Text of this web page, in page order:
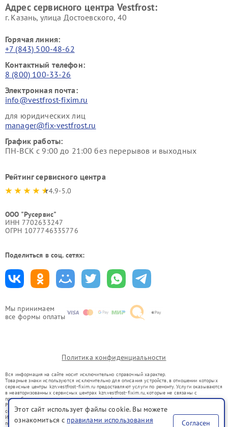
Мы принимаем
все формы оплаты
Адрес сервисного центра Vestfrost:
г. Казань, улица Достоевского, 40
Горячая линия:
+7 (843) 500-48-62
Контактный телефон:
8 (800) 100-33-26
Электронная почта:
info@vestfrost-fixim.ru
для юридических лиц
manager@fix-vestfrost.ru
График работы:
ПН-ВСК с 9:00 до 21:00 без перерывов и выходных
Рейтинг сервисного центра
4.9-5.0
ООО "Русервис"
ИНН 7702633247
ОГРН 1077746335776
Поделиться в соц. сетях:
Политика конфиденциальности
Вся информация на сайте носит исключительно справочный характер.
Товарные знаки используются исключительно для описания устройств, в отношении которых
сервисные центры kzn.vestfrost-fixim.ru предоставляют услуги по ремонту. Услуги оказываются
в неавторизованных сервисных центрах kzn.vestfrost-fixim.ru, которые не связаны с
правообладателями товарных знаков или их официальными представителями.
Ремонт осуществляется для устройств, уже введенных в гражданский оборот в соответствии
со статьей 1487 ГК РФ.
Использование товарных знаков не преследует цели индивидуализации услуг или введения
потребителей в заблуждение, а служит для информирования о предоставляемых услугах по
Этот сайт использует файлы cookie. Вы можете
ознакомиться с правилами использования
Согласен